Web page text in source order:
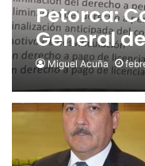
Petorca:
General
presentó
municipio
Miguel Acuña